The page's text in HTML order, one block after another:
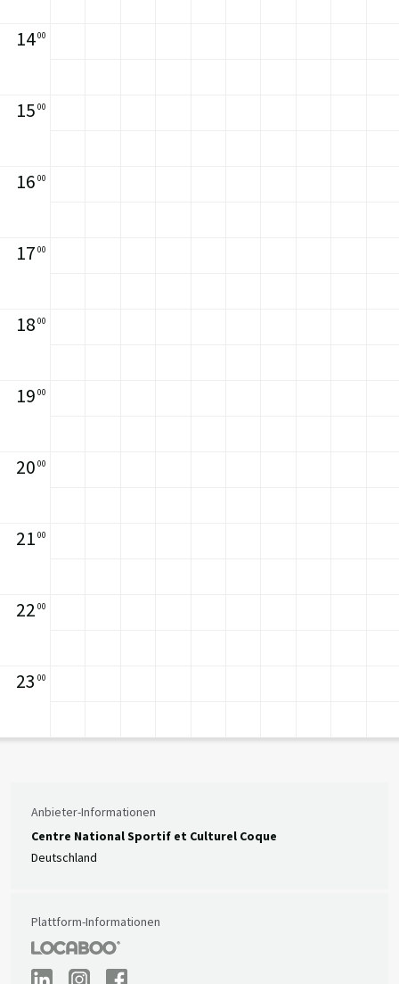
1400
15 00
16 00
17 00
18 00
19 00
20 00
21 00
22 00
23 00
Anbieter-Informationen
Centre National Sportif et Culturel Coque
Deutschland
Plattform-Informationen